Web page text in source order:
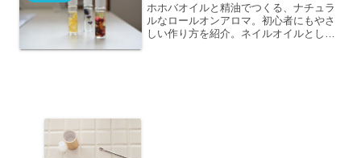
ホホバオイルと精油でつくる、ナチュラ
ルなロールオンアロマ。初心者にもやさ
しい作り方を紹介。ネイルオイルとして